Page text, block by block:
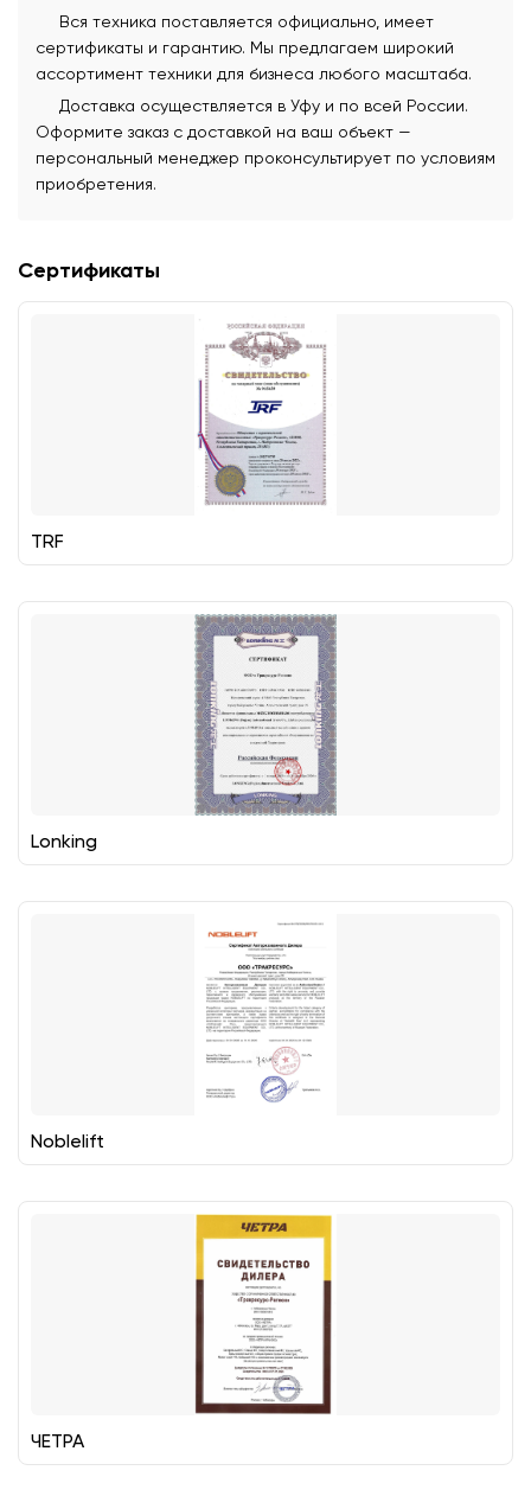
Вся техника поставляется официально, имеет
сертификаты и гарантию. Мы предлагаем широкий
ассортимент техники для бизнеса любого масштаба.
Доставка осуществляется в Уфу и по всей России.
Оформите заказ с доставкой на ваш объект —
персональный менеджер проконсультирует по условиям
приобретения.
Сертификаты
TRF
Lonking
Noblelift
ЧЕТРА